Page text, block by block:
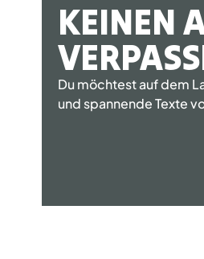
KEINEN
Du möchtest auf dem
und spannende Texte